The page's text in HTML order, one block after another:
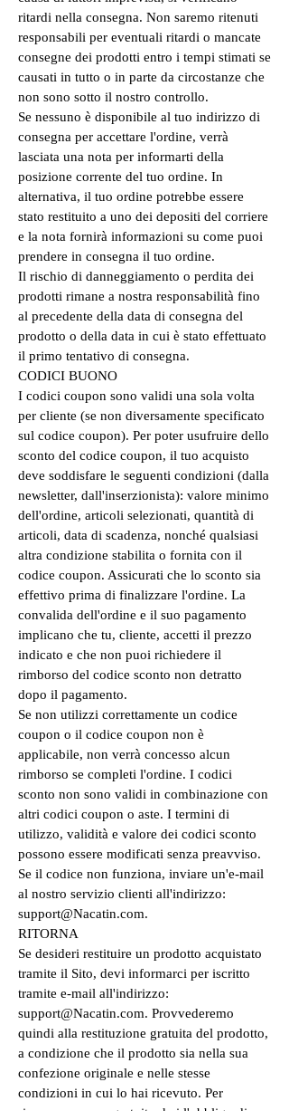
ritardi nella consegna. Non saremo ritenuti
responsabili per eventuali ritardi o mancate
consegne dei prodotti entro i tempi stimati se
causati in tutto o in parte da circostanze che
non sono sotto il nostro controllo.
Se nessuno è disponibile al tuo indirizzo di
consegna per accettare l'ordine, verrà
lasciata una nota per informarti della
posizione corrente del tuo ordine. In
alternativa, il tuo ordine potrebbe essere
stato restituito a uno dei depositi del corriere
e la nota fornirà informazioni su come puoi
prendere in consegna il tuo ordine.
Il rischio di danneggiamento o perdita dei
prodotti rimane a nostra responsabilità fino
al precedente della data di consegna del
prodotto o della data in cui è stato effettuato
il primo tentativo di consegna.
CODICI BUONO
I codici coupon sono validi una sola volta
per cliente (se non diversamente specificato
sul codice coupon). Per poter usufruire dello
sconto del codice coupon, il tuo acquisto
deve soddisfare le seguenti condizioni (dalla
newsletter, dall'inserzionista): valore minimo
dell'ordine, articoli selezionati, quantità di
articoli, data di scadenza, nonché qualsiasi
altra condizione stabilita o fornita con il
codice coupon. Assicurati che lo sconto sia
effettivo prima di finalizzare l'ordine. La
convalida dell'ordine e il suo pagamento
implicano che tu, cliente, accetti il prezzo
indicato e che non puoi richiedere il
rimborso del codice sconto non detratto
dopo il pagamento.
Se non utilizzi correttamente un codice
coupon o il codice coupon non è
applicabile, non verrà concesso alcun
rimborso se completi l'ordine. I codici
sconto non sono validi in combinazione con
altri codici coupon o aste. I termini di
utilizzo, validità e valore dei codici sconto
possono essere modificati senza preavviso.
Se il codice non funziona, inviare un'e-mail
al nostro servizio clienti all'indirizzo:
support@Nacatin.com.
RITORNA
Se desideri restituire un prodotto acquistato
tramite il Sito, devi informarci per iscritto
tramite e-mail all'indirizzo:
support@Nacatin.com. Provvederemo
quindi alla restituzione gratuita del prodotto,
a condizione che il prodotto sia nella sua
confezione originale e nelle stesse
condizioni in cui lo hai ricevuto. Per